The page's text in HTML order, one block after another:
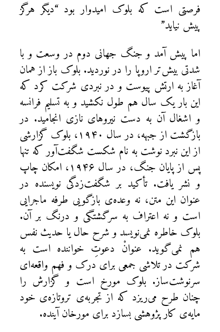
فرصتی است که بلوک امیدوار بود “دیگر هرگز
پیش نیاید”
اما پیش آمد و جنگ جهانی دوم در وسعت و با
شدتی بیش‌تر اروپا را در نوردید. بلوک باز از همان
آغاز به ارتش پیوست و در نبردی شرکت کرد که
این بار یک سال هم طول نکشید و به تسلیم فرانسه
و اشغال آن به دست نیروهای نازی انجامید. در
بازگشت از جبهه، در سال ۱۹۴۰، بلوک گزارشی
از این نبرد نوشت به نام شکست شگفت‌آور که تنها
پس از پایان جنگ، در سال ۱۹۴۶، امکان چاپ
و نشر یافت. تأکید بر شگفت‌زدگی نویسنده در
عنوان این متن، نه وعده‌ی بازگویی طرفه ماجرایی
است و نه اعتراف به سرگشتگی و درنگ بر آن.
بلوک خاطره نمی‌نویسد و شرح حال یا حدیث نفس
هم نمی‌گوید. عنوانْ دعوتِ خواننده است به
شرکت در تلاشی جمعی برای درک و فهم واقعه‌ای
سرنوشت‌ساز. بلوک مورخ است و گزارش را
چنان طرح می‌ریزد که از تجربه‌ی تروتازه‌ی خود
مایه‌ی کار پژوهشی بسازد برای مورخان آینده.